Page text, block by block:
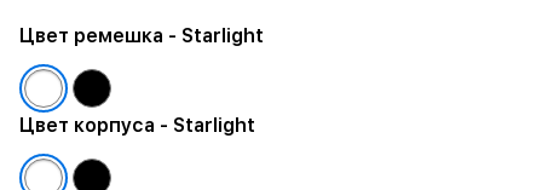
Цвет ремешка - Starlight
Цвет корпуса - Starlight